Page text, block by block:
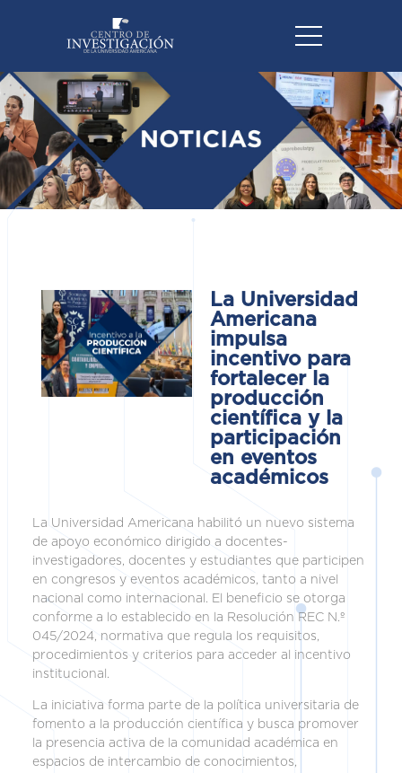
La Universidad
Americana
impulsa
incentivo para
fortalecer la
producción
científica y la
participación
en eventos
académicos
La Universidad Americana habilitó un nuevo sistema
de apoyo económico dirigido a docentes-
investigadores, docentes y estudiantes que participen
en congresos y eventos académicos, tanto a nivel
nacional como internacional. El beneficio se otorga
conforme a lo establecido en la Resolución REC N.º
045/2024, normativa que regula los requisitos,
procedimientos y criterios para acceder al incentivo
institucional.
La iniciativa forma parte de la política universitaria de
fomento a la producción científica y busca promover
la presencia activa de la comunidad académica en
espacios de intercambio de conocimientos,